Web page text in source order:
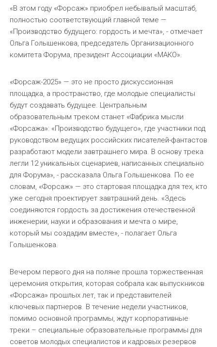
«В этом году «Форсаж» приобрел небывалый масштаб,
полностью соответствующий главной теме —
«Производство будущего: гордость и мечта», - отмечает
Ольга Голышенкова, председатель Организационного
комитета Форума, президент Ассоциации «МАКО».
«Форсаж-2025» — это не просто дискуссионная
площадка, а пространство, где молодые специалисты
будут создавать будущее. Центральным
образовательным треком станет «Фабрика мысли
«Форсажа»: «Производство будущего», где участники под
руководством ведущих российских писателей-фантастов
разработают модели завтрашнего мира. В основу трека
легли 12 уникальных сценариев, написанных специально
для Форума», - рассказала Ольга Голышенкова. По ее
словам, «Форсаж» — это стартовая площадка для тех, кто
уже сегодня проектирует завтрашний день. «Здесь
соединяются гордость за достижения отечественной
инженерии, науки и образования и мечта о мире,
который мы создадим вместе», - полагает Ольга
Голышенкова.
Вечером первого дня на поляне прошла торжественная
церемония открытия, которая собрала как выпускников
«Форсажа» прошлых лет, так и представителей
ключевых партнеров. В течение недели участников,
помимо основной программы, ждут корпоративные
треки – специальные образовательные программы для
советов молодых специалистов и кадровых резервов